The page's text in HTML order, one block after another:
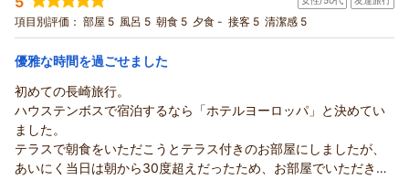
項目別評価： 部屋 5 風呂 5 朝食 5 夕食 - 接客 5 清潔感 5
優雅な時間を過ごせました
初めての長崎旅行。
ハウステンボスで宿泊するなら「ホテルヨーロッパ」と決めてい
ました。
テラスで朝食をいただこうとテラス付きのお部屋にしましたが、
あいにく当日は朝から30度超えだったため、お部屋でいただきま